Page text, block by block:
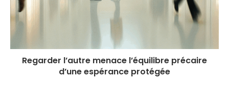
Regarder l’autre menace l’équilibre précaire
d’une espérance protégée